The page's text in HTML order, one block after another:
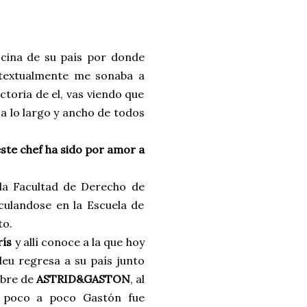
de su país por donde
me sonaba a
de el, vas viendo que
lo largo y ancho de todos
chef ha sido por amor a
Facultad de Derecho de
en la Escuela de
y allí conoce a la que hoy
regresa a su país junto
deASTRID&GASTON, al
a poco Gastón fue